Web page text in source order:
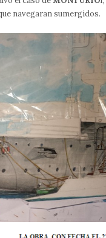
navegaran sumergidos.